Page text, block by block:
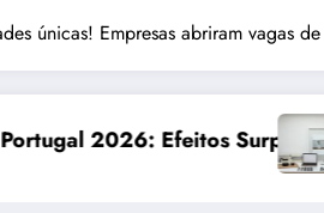
únicas! Empresas abriram vagas
e Oportunidades
Custo de vida em Portugal